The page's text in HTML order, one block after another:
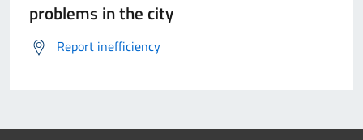
problems in the city
Report inefficiency